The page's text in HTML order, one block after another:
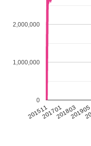
201511201701201803201905
0
1,000,000
2,000,000